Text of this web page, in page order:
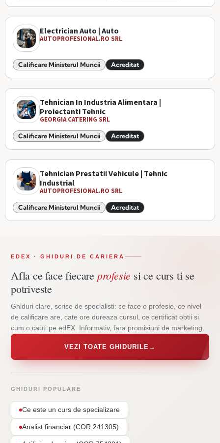
Electrician Auto | Auto
AUTOPROFESIONAL.RO SRL
Calificare Ministerul Muncii Acreditat
Tehnician In Industria Alimentara |
Proiectanti Tehnic
GEORGIA CATERING SRL
Calificare Ministerul Muncii Acreditat
Tehnician Prestatii Vehicule | Tehnic
Industrial
AUTOPROFESIONAL.RO SRL
Calificare Ministerul Muncii Acreditat
EDEX · GHIDURI DE CARIERA
Afla ce face fiecare profesie si ce curs ti se
potriveste
Ghiduri clare, scrise de specialisti: ce face o profesie, ce nivel
de calificare are, cate ore dureaza cursul, ce certificat obtii si
cum o cauti pe edEX. Informativ, fara promisiuni de marketing.
VEZI TOATE GHIDURILE →
GHIDURI POPULARE
Ce este un curs de specializare
Analist financiar (COR 241305)